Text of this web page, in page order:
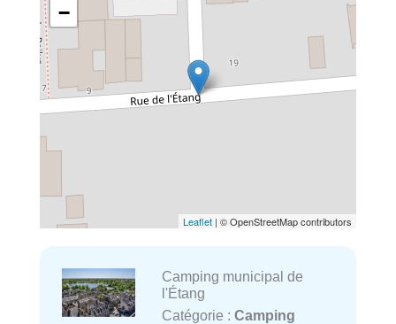
−
Leaflet | © OpenStreetMap contributors
Camping municipal de
l'Étang
Catégorie : Camping